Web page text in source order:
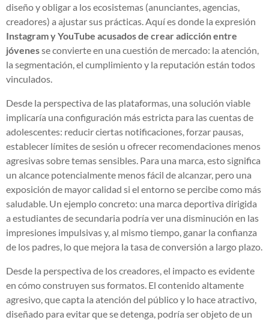
diseño y obligar a los ecosistemas (anunciantes, agencias,
creadores) a ajustar sus prácticas. Aquí es donde la expresión
Instagram y YouTube acusados de crear adicción entre
jóvenesse convierte en una cuestión de mercado: la atención,
la segmentación, el cumplimiento y la reputación están todos
vinculados.
Desde la perspectiva de las plataformas, una solución viable
implicaría una configuración más estricta para las cuentas de
adolescentes: reducir ciertas notificaciones, forzar pausas,
establecer límites de sesión u ofrecer recomendaciones menos
agresivas sobre temas sensibles. Para una marca, esto significa
un alcance potencialmente menos fácil de alcanzar, pero una
exposición de mayor calidad si el entorno se percibe como más
saludable. Un ejemplo concreto: una marca deportiva dirigida
a estudiantes de secundaria podría ver una disminución en las
impresiones impulsivas y, al mismo tiempo, ganar la confianza
de los padres, lo que mejora la tasa de conversión a largo plazo.
Desde la perspectiva de los creadores, el impacto es evidente
en cómo construyen sus formatos. El contenido altamente
agresivo, que capta la atención del público y lo hace atractivo,
diseñado para evitar que se detenga, podría ser objeto de un